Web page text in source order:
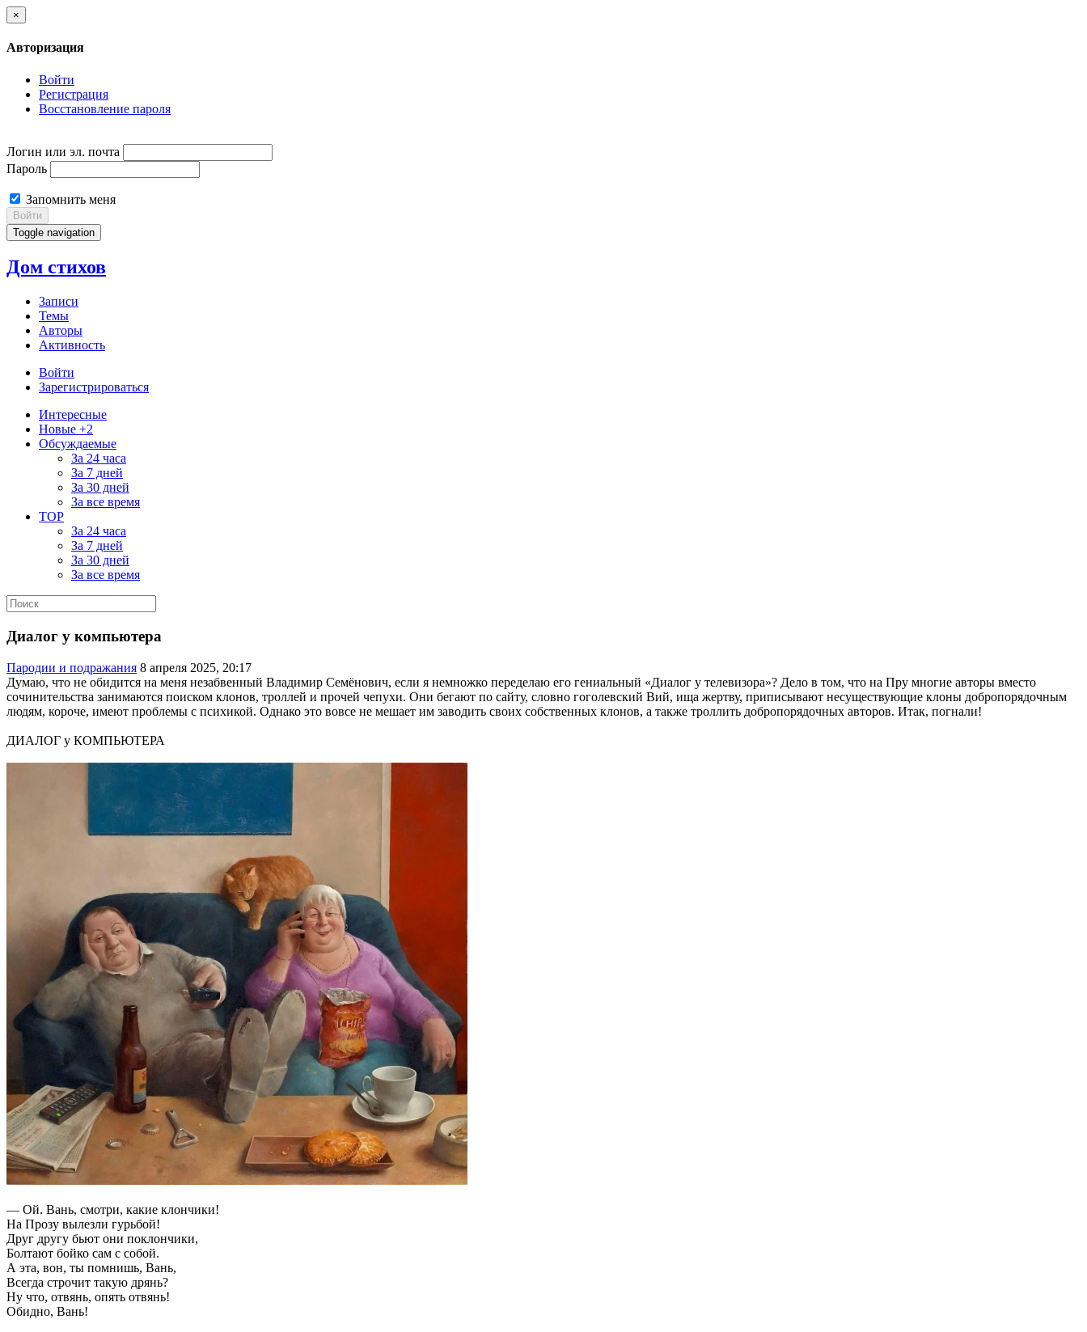
×
Авторизация
Войти
Регистрация
Восстановление пароля
Логин или эл. почта
Пароль
Запомнить меня
Войти
Toggle navigation
Дом стихов
Записи
Темы
Авторы
Активность
Войти
Зарегистрироваться
Интересные
Новые +2
Обсуждаемые
За 24 часа
За 7 дней
За 30 дней
За все время
TOP
За 24 часа
За 7 дней
За 30 дней
За все время
Диалог у компьютера
Пародии и подражания 8 апреля 2025, 20:17
Думаю, что не обидится на меня незабвенный Владимир Семёнович, если я немножко переделаю его гениальный «Диалог у телевизора»? Дело в том, что на Пру многие авторы вместо
сочинительства занимаются поиском клонов, троллей и прочей чепухи. Они бегают по сайту, словно гоголевский Вий, ища жертву, приписывают несуществующие клоны добропорядочным
людям, короче, имеют проблемы с психикой. Однако это вовсе не мешает им заводить своих собственных клонов, а также троллить добропорядочных авторов. Итак, погнали!
ДИАЛОГ у КОМПЬЮТЕРА
— Ой. Вань, смотри, какие клончики!
На Прозу вылезли гурьбой!
Друг другу бьют они поклончики,
Болтают бойко сам с собой.
А эта, вон, ты помнишь, Вань,
Всегда строчит такую дрянь?
Ну что, отвянь, опять отвянь!
Обидно, Вань!